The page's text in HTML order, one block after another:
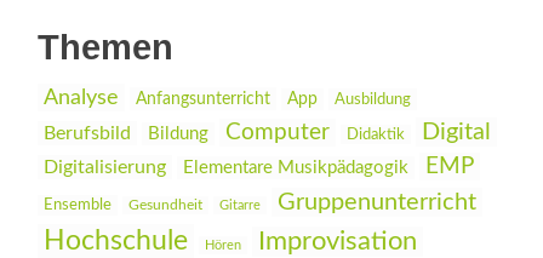
Themen
Analyse Anfangsunterricht App Ausbildung
Berufsbild Bildung Computer Didaktik Digital
Digitalisierung Elementare Musikpädagogik EMP
Ensemble Gesundheit Gitarre Gruppenunterricht
Hochschule Hören Improvisation